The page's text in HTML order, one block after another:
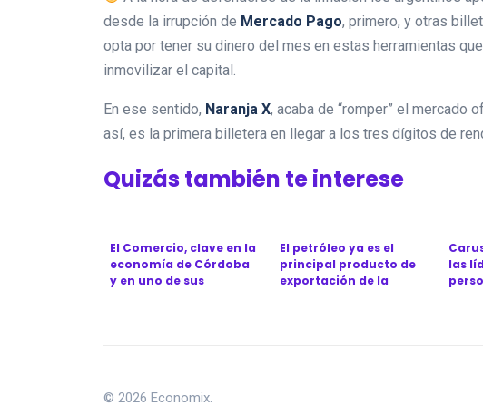
desde la irrupción de Mercado Pago, primero, y otras
opta por tener su dinero del mes en estas herramientas
inmovilizar el capital.
En ese sentido, Naranja X, acaba de “romper” el mercado
así, es la primera billetera en llegar a los tres dígitos de
Quizás también te interese
El Comercio, clave en la
economía de Córdoba
y en uno de sus
El petróleo ya es el
principal producto de
exportación de la
las
© 2026 Economix.